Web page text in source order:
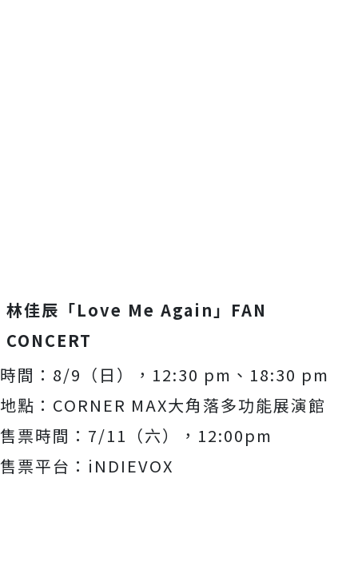
林佳辰「Love Me Again」 FAN
CONCERT
時間： 8/9 （日）， 12:30 pm 、 18:30 pm
地點： CORNER MAX大角落多功能展演館
售票時間： 7/11 （六）， 12:00pm
售票平台： iNDIEVOX